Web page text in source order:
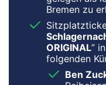
Bremen zu
ORIGINAL”
folgenden
Ben